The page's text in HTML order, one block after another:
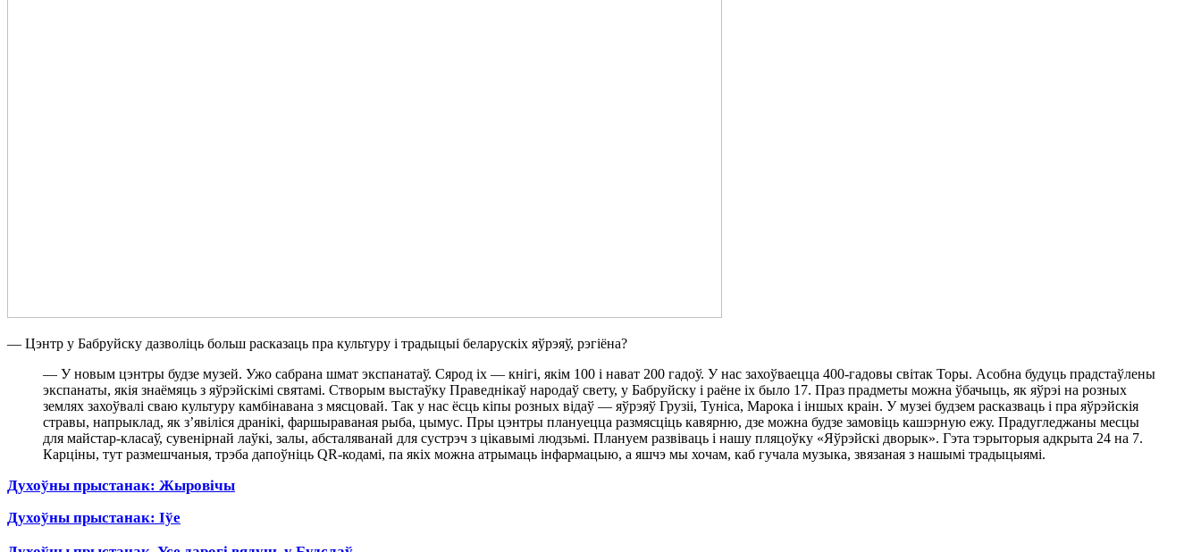
— Цэнтр у Бабруйску дазволіць больш расказаць пра культуру і традыцыі беларускіх яўрэяў, рэгіёна?
— У новым цэнтры будзе музей. Ужо сабрана шмат экспанатаў. Сярод іх — кнігі, якім 100 і нават 200 гадоў. У нас захоўваецца 400-гадовы світак Торы. Асобна будуць прадстаўлены
экспанаты, якія знаёмяць з яўрэйскімі святамі. Створым выстаўку Праведнікаў народаў свету, у Бабруйску і раёне іх было 17. Праз прадметы можна ўбачыць, як яўрэі на розных
землях захоўвалі сваю культуру камбінавана з мясцовай. Так у нас ёсць кіпы розных відаў — яўрэяў Грузіі, Туніса, Марока і іншых краін. У музеі будзем расказваць і пра яўрэйскія
стравы, напрыклад, як з’явіліся дранікі, фаршыраваная рыба, цымус. Пры цэнтры плануецца размясціць кавярню, дзе можна будзе замовіць кашэрную ежу. Прадугледжаны месцы
для майстар-класаў, сувенірнай лаўкі, залы, абсталяванай для сустрэч з цікавымі людзьмі. Плануем развіваць і нашу пляцоўку «Яўрэйскі дворык». Гэта тэрыторыя адкрыта 24 на 7.
Карціны, тут размешчаныя, трэба дапоўніць QR-кодамі, па якіх можна атрымаць інфармацыю, а яшчэ мы хочам, каб гучала музыка, звязаная з нашымі традыцыямі.
Духоўны прыстанак: Жыровічы
Духоўны прыстанак: Іўе